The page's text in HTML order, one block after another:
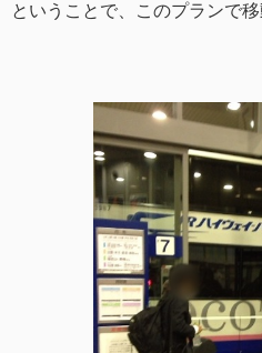
ということで、このプランで